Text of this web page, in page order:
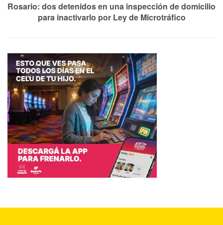
Rosario: dos detenidos en una inspección de domicilio
para inactivarlo por Ley de Microtráfico